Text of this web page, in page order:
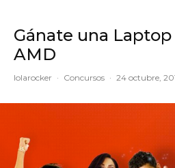
Gánate una
AMD
lolarocker · Concursos · 24 octubre,